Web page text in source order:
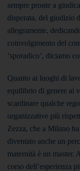
sempre pronte a
disperata, del giudizio
allegramente,
coinvolgimento del
‘sporadico’, diciamo
Quanto ai luoghi di
equilibrio di genere ai
scardinare qualche
organizzative più
Zezza, che a Milano
diventato anche un
maternità è un master.
corso dell’esperienza